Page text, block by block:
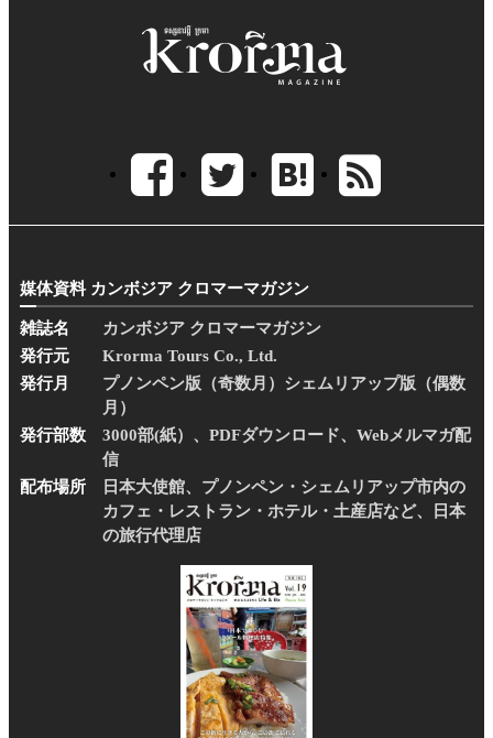
媒体資料 カンボジア クロマーマガジン
雑誌名
カンボジア クロマーマガジン
発行元
Krorma Tours Co., Ltd.
発行月
プノンペン版（奇数月）シェムリアップ版（偶数
月）
発行部数
3000部(紙）、PDFダウンロード、Webメルマガ配
信
配布場所
日本大使館、プノンペン・シェムリアップ市内の
カフェ・レストラン・ホテル・土産店など、日本
の旅行代理店